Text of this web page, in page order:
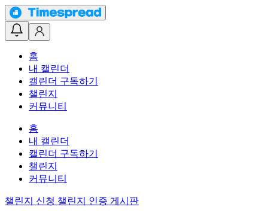
홈
내 캘린더
캘린더 구독하기
챌린지
커뮤니티
홈
내 캘린더
캘린더 구독하기
챌린지
커뮤니티
챌린지 신청 챌린지 인증 게시판